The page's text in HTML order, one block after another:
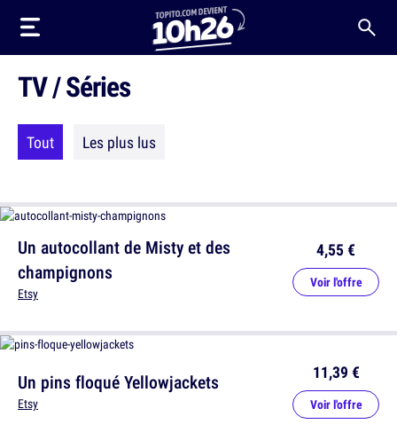
TV / Séries
Tout Les plus lus
Un autocollant de Misty et des
champignons
Etsy
4,55 €
Voir l'offre
Un pins floqué Yellowjackets
Etsy
11,39 €
Voir l'offre